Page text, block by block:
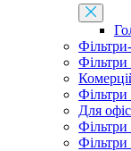
Фільтри
Для